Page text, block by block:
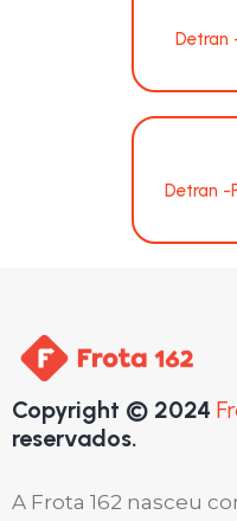
Detran
Detran -
Copyright © 2024
reservados.
A Frota 162 nasceu